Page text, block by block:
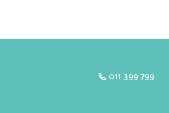
011 399 799
E-mail